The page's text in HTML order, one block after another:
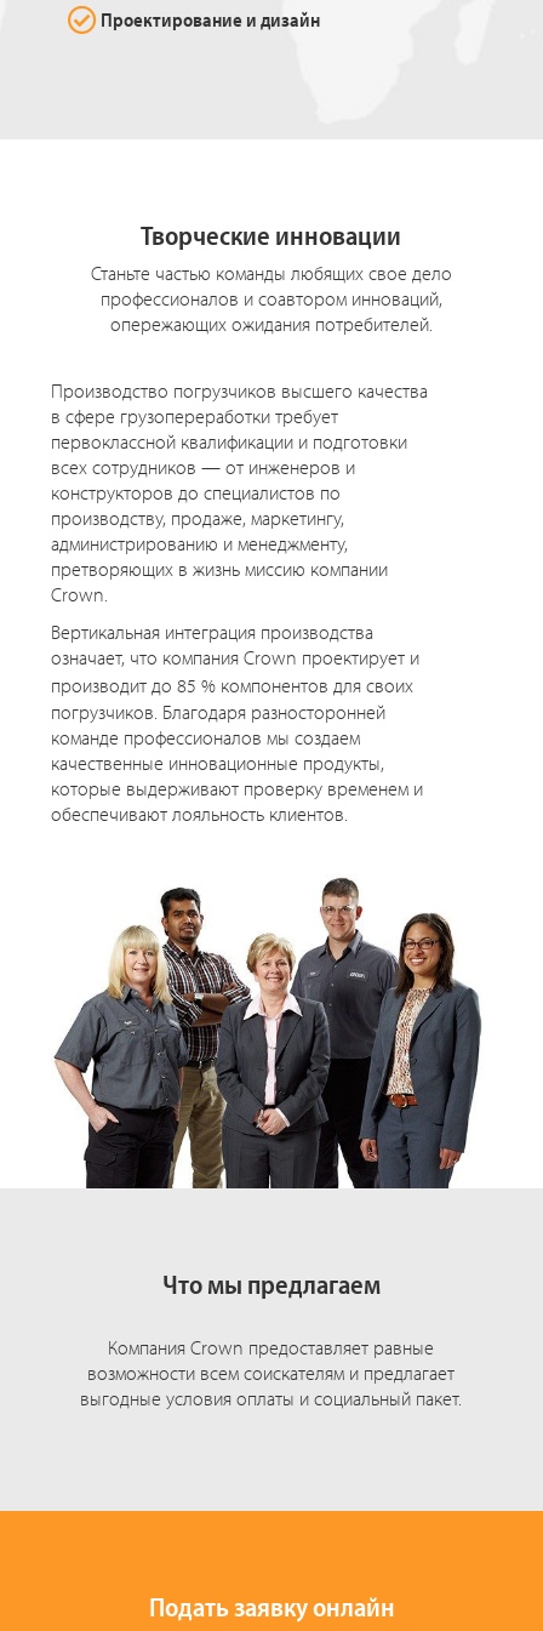
Проектирование и дизайн
Творческие инновации
Станьте частью команды любящих свое дело
профессионалов и соавтором инноваций,
опережающих ожидания потребителей.
Производство погрузчиков высшего качества
в сфере грузопереработки требует
первоклассной квалификации и подготовки
всех сотрудников — от инженеров и
конструкторов до специалистов по
производству, продаже, маркетингу,
администрированию и менеджменту,
претворяющих в жизнь миссию компании
Crown.
Вертикальная интеграция производства
означает, что компания Crown проектирует и
производит до 85 % компонентов для своих
погрузчиков. Благодаря разносторонней
команде профессионалов мы создаем
качественные инновационные продукты,
которые выдерживают проверку временем и
обеспечивают лояльность клиентов.
Что мы предлагаем
Компания Crown предоставляет равные
возможности всем соискателям и предлагает
выгодные условия оплаты и социальный пакет.
Подать заявку онлайн